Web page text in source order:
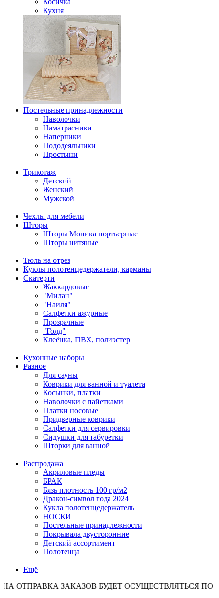
Косичка
Кухня
Постельные принадлежности
Наволочки
Наматрасники
Наперники
Пододеяльники
Простыни
Трикотаж
Детский
Женский
Мужской
Чехлы для мебели
Шторы
Шторы Моника портьерные
Шторы нитяные
Тюль на отрез
Куклы полотенцедержатели, карманы
Скатерти
Жаккардовые
"Милан"
"Наиля"
Салфетки ажурные
Прозрачные
"Голд"
Клеёнка, ПВХ, полиэстер
Кухонные наборы
Разное
Для сауны
Коврики для ванной и туалета
Косынки, платки
Наволочки с пайетками
Платки носовые
Придверные коврики
Салфетки для сервировки
Сидушки для табуретки
Шторки для ванной
Распродажа
Акриловые пледы
БРАК
Бязь плотность 100 гр/м2
Дракон-символ года 2024
Кукла полотенцедержатель
НОСКИ
Постельные принадлежности
Покрывала двусторонние
Детский ассортимент
Полотенца
Ещё
ЗАКАЗОВ БУДЕТ ОСУЩЕСТВЛЯТЬСЯ ПО